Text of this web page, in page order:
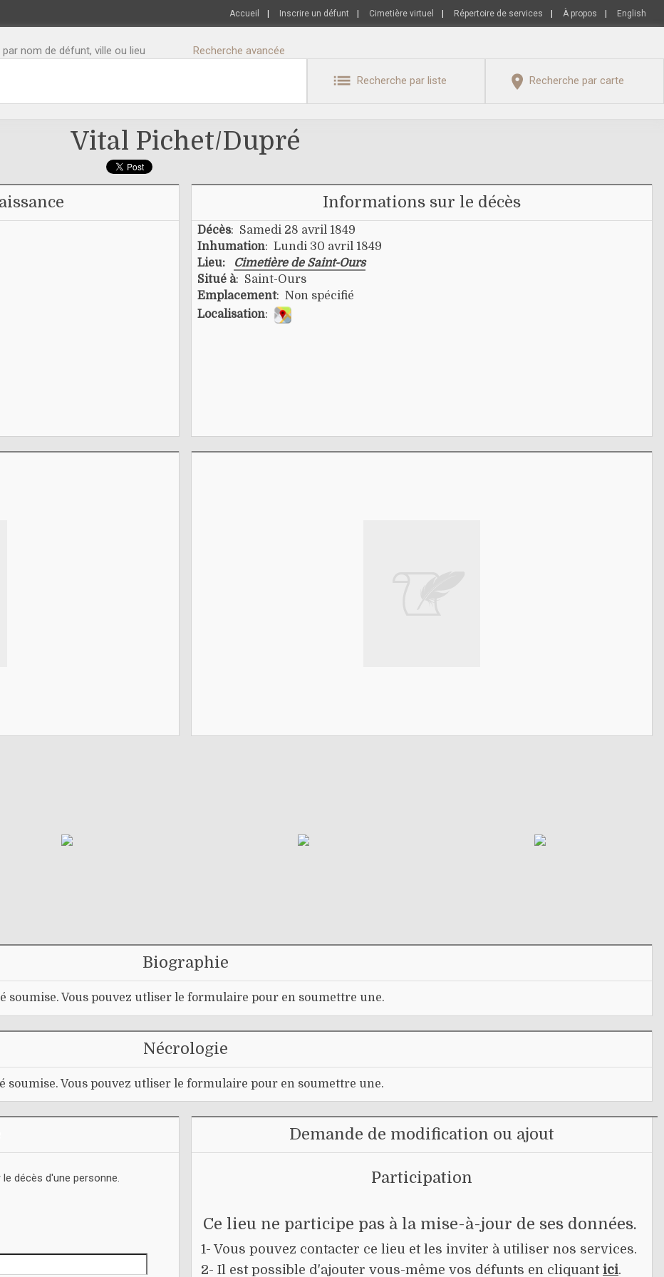
Accueil Inscrire un défunt Cimetière virtuel Répertoire de services À propos English
par nom de défunt, ville ou lieu Recherche avancée
Recherche par liste Recherche par carte
Vital Pichet/dupré
Informations sur le décès
Décès: Samedi 28 avril 1849
Inhumation: Lundi 30 avril 1849
Lieu:
Cimetière de Saint-Ours
Situé à: Saint-Ours
Emplacement: Non spécifié
Localisation:
Biographie
soumise. Vous pouvez utliser le formulaire pour en soumettre une.
Nécrologie
soumise. Vous pouvez utliser le formulaire pour en soumettre une.
décès d'une personne.
Demande de modification ou ajout
Participation
Ce lieu ne participe pas à la mise-à-jour de ses données.
1- Vous pouvez contacter ce lieu et les inviter à utiliser nos services.
2- Il est possible d'ajouter vous-même vos défunts en cliquant ici.